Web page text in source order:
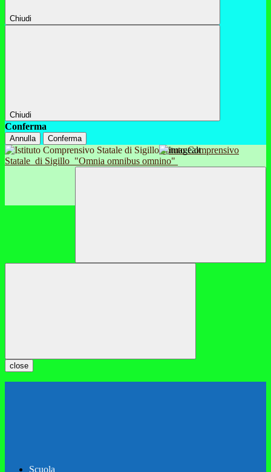
Chiudi
Chiudi
Conferma
Annulla Conferma
Istituto Comprensivo
Statale di Sigillo "Omnia omnibus omnino"
close
Scuola